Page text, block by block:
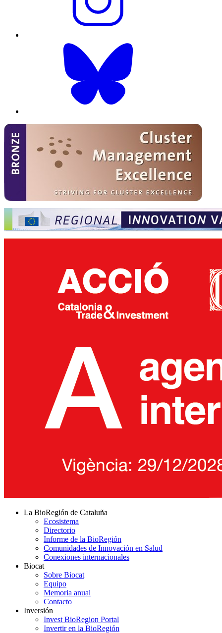
La BioRegión de Cataluña
Ecosistema
Directorio
Informe de la BioRegión
Comunidades de Innovación en Salud
Conexiones internacionales
Biocat
Sobre Biocat
Equipo
Memoria anual
Contacto
Inversión
Invest BioRegion Portal
Invertir en la BioRegión